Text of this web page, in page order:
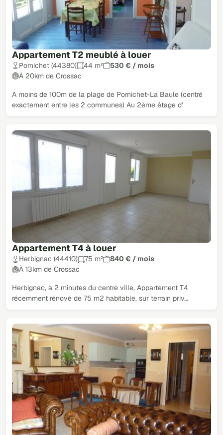
Appartement T2 meublé à louer
Pornichet (44380) 44 m²
530 € / mois
À 20km de Crossac
A moins de 100m de la plage de Pornichet-La Baule (centré
exactement entre les 2 communes) Au 2ème étage d'
Appartement T4 à louer
Herbignac (44410) 75 m²
840 € / mois
À 13km de Crossac
Herbignac, à 2 minutes du centre ville, Appartement T4
récemment rénové de 75 m2 habitable, sur terrain priv…